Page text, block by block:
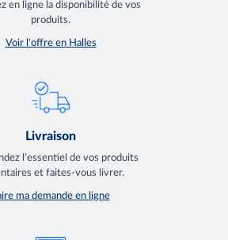
en ligne la disponibilité de vos
produits.
Voir l'offre en Halles
Livraison
l’essentiel de vos produits
et faites-vous livrer.
ma demande en ligne